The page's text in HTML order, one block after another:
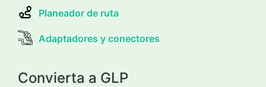
Planeador de ruta
Adaptadores y conectores
Convierta a GLP